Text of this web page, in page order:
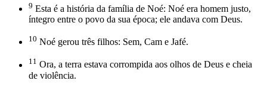
9 Esta é a história da família de Noé: Noé era homem justo,
íntegro entre o povo da sua época; ele andava com Deus.
10 Noé gerou três filhos: Sem, Cam e Jafé.
11 Ora, a terra estava corrompida aos olhos de Deus e cheia
de violência.